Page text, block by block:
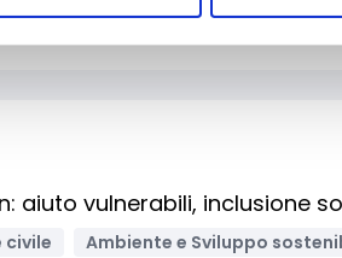
aiuto vulnerabili, inclusione
civile
Ambiente e Sviluppo